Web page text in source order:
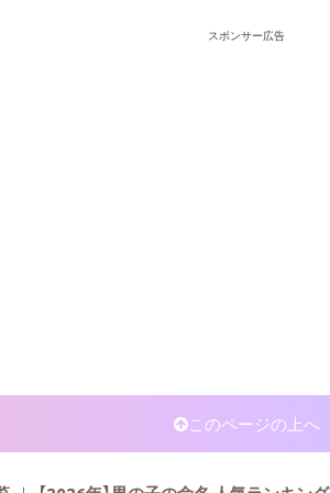
スポンサー広告
このページの上へ